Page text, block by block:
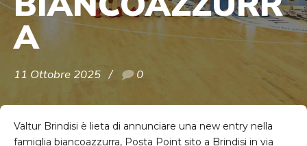
A
11 Ottobre 2025 0
Valtur Brindisi è lieta di annunciare una new entry nella
famiglia biancoazzurra, Posta Point sito a Brindisi in via